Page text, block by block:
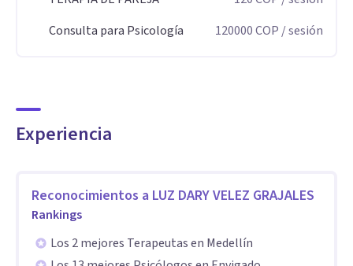
Consulta para Psicología
120000COP / sesión
Experiencia
Reconocimientos a LUZ DARY VELEZ GRAJALES
Rankings
Los 2 mejores Terapeutas en Medellín